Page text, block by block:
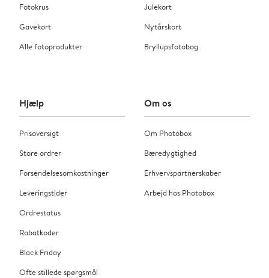
Fotokrus
Gavekort
Alle fotoprodukter
Julekort
Nytårskort
Bryllupsfotobog
Hjælp
Prisoversigt
Store ordrer
Forsendelsesomkostninger
Leveringstider
Ordrestatus
Rabatkoder
Black Friday
Ofte stillede spørgsmål
Om os
Om Photobox
Bæredygtighed
Erhvervspartnerskaber
Arbejd hos Photobox